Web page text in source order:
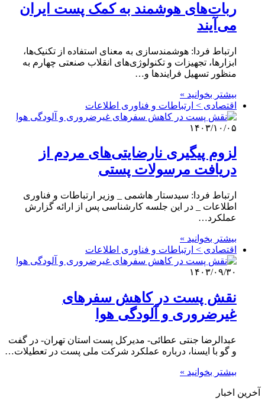
ربات‌های هوشمند به کمک پست ایران
می‌آیند
ارتباط فردا: هوشمندسازی به معنای استفاده از تکنیک‌ها،
ابزارها، تجهیزات و تکنولوژی‌های انقلاب صنعتی چهارم به
منظور تسهیل‌ فرایندها و…
بیشتر بخوانید »
اقتصادی > ارتباطات و فناوری اطلاعات
۱۴۰۳/۱۰/۰۵
لزوم پیگیری نارضایتی‌های مردم از
دریافت مرسولات پستی
ارتباط فردا: سیدستار هاشمی _ وزیر ارتباطات و فناوری
اطلاعات _ در این جلسه کارشناسی پس از ارائه گزارش
عملکرد…
بیشتر بخوانید »
اقتصادی > ارتباطات و فناوری اطلاعات
۱۴۰۳/۰۹/۳۰
نقش پست در کاهش سفرهای
غیرضروری و آلودگی هوا
عبدالرضا جنتی عطائی- مدیرکل پست استان تهران- در گفت
و گو با ایسنا، درباره عملکرد شرکت ملی پست در تعطیلات…
بیشتر بخوانید »
آخرین اخبار